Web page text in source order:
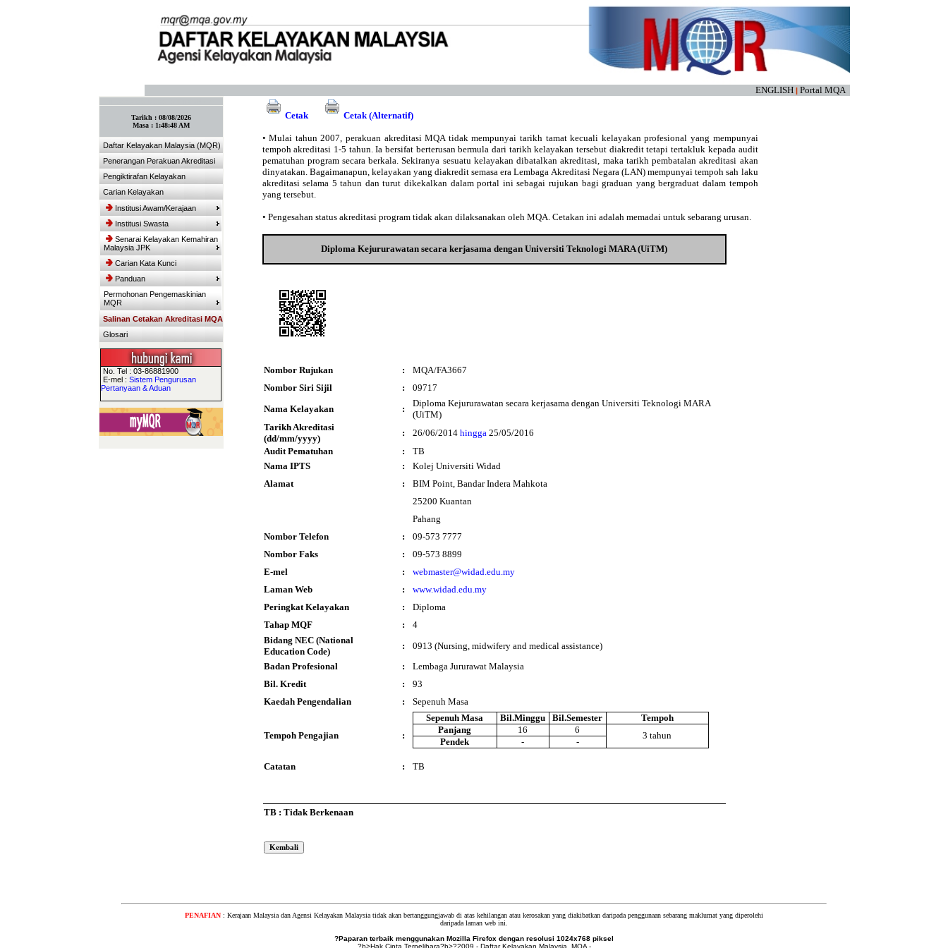
ENGLISH | Portal MQA
Tarikh : 08/08/2026
Masa : 1:48:48 AM
Daftar Kelayakan Malaysia (MQR)
Penerangan Perakuan Akreditasi
Pengiktirafan Kelayakan
Carian Kelayakan
Institusi Awam/Kerajaan
Institusi Swasta
Senarai Kelayakan Kemahiran
Malaysia JPK
Carian Kata Kunci
Panduan
Permohonan Pengemaskinian
MQR
Salinan Cetakan Akreditasi MQA
Glosari
No. Tel : 03-86881900
E-mel : Sistem Pengurusan
Pertanyaan & Aduan
Cetak Cetak (Alternatif)
• Mulai tahun 2007, perakuan akreditasi MQA tidak mempunyai tarikh tamat kecuali kelayakan profesional yang mempunyai
tempoh akreditasi 1-5 tahun. Ia bersifat berterusan bermula dari tarikh kelayakan tersebut diakredit tetapi tertakluk kepada audit
pematuhan program secara berkala. Sekiranya sesuatu kelayakan dibatalkan akreditasi, maka tarikh pembatalan akreditasi akan
dinyatakan. Bagaimanapun, kelayakan yang diakredit semasa era Lembaga Akreditasi Negara (LAN) mempunyai tempoh sah laku
akreditasi selama 5 tahun dan turut dikekalkan dalam portal ini sebagai rujukan bagi graduan yang bergraduat dalam tempoh
yang tersebut.
• Pengesahan status akreditasi program tidak akan dilaksanakan oleh MQA. Cetakan ini adalah memadai untuk sebarang urusan.
Diploma Kejururawatan secara kerjasama dengan Universiti Teknologi MARA (UiTM)
Nombor Rujukan :
MQA/FA3667
Nombor Siri Sijil
:
09717
Nama Kelayakan
:
Diploma Kejururawatan secara kerjasama dengan Universiti Teknologi MARA
(UiTM)
Tarikh Akreditasi
(dd/mm/yyyy)
: 26/06/2014 hingga25/05/2016
Audit Pematuhan
:
TB
Nama IPTS
:
Kolej Universiti Widad
Alamat
:
BIM Point, Bandar Indera Mahkota
25200 Kuantan
Pahang
Nombor Telefon
:
09-573 7777
Nombor Faks
:
09-573 8899
E-mel
:
webmaster@widad.edu.my
Laman Web
:
www.widad.edu.my
Peringkat Kelayakan
:
Diploma
Tahap MQF
:
4
Bidang NEC (National
Education Code)
:
0913 (Nursing, midwifery and medical assistance)
Badan Profesional
:
Lembaga Jururawat Malaysia
Bil. Kredit
:
93
Kaedah Pengendalian
: Sepenuh Masa
Tempoh Pengajian :
Sepenuh Masa Bil.Minggu Bil.Semester
Tempoh
Panjang
16 6
3 tahun
Pendek - -
Catatan : TB
TB : Tidak Berkenaan
PENAFIAN : Kerajaan Malaysia dan Agensi Kelayakan Malaysia tidak akan bertanggungjawab di atas kehilangan atau kerosakan yang diakibatkan daripada penggunaan sebarang maklumat yang diperolehi
daripada laman web ini.
?Paparan terbaik menggunakan Mozilla Firefox dengan resolusi 1024x768 piksel
?b>Hak Cipta Terpelihara?b>?2009 - Daftar Kelayakan Malaysia, MQA -